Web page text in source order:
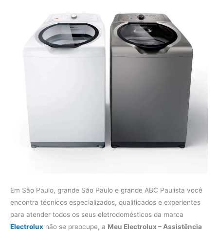
Em São Paulo, grande São Paulo e grande ABC Paulista você
encontra técnicos especializados, qualificados e experientes
para atender todos os seus eletrodomésticos da marca
Electrolux não se preocupe, a Meu Electrolux – Assistência